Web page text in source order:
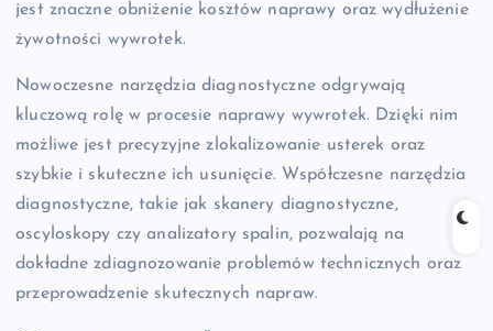
jest znaczne obniżenie kosztów naprawy oraz wydłużenie
żywotności wywrotek.
Nowoczesne narzędzia diagnostyczne odgrywają
kluczową rolę w procesie naprawy wywrotek. Dzięki nim
możliwe jest precyzyjne zlokalizowanie usterek oraz
szybkie i skuteczne ich usunięcie. Współczesne narzędzia
diagnostyczne, takie jak skanery diagnostyczne,
oscyloskopy czy analizatory spalin, pozwalają na
dokładne zdiagnozowanie problemów technicznych oraz
przeprowadzenie skutecznych napraw.